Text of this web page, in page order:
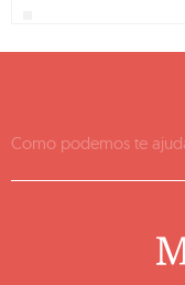
Como podemos te